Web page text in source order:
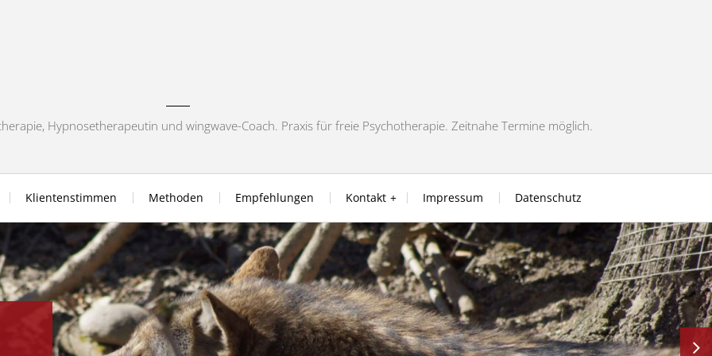
Hypnosetherapeutin und wingwave-Coach. Praxis für freie Psychotherapie. Zeitnahe Termine möglich.
Klientenstimmen Methoden Empfehlungen Kontakt Impressum Datenschutz